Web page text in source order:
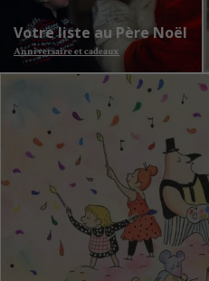
Votre liste au Père Noël
Anniversaire et cadeaux